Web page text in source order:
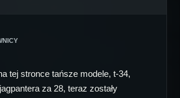
tej stronce tańsze modele, t-34,
za 28, teraz zostały